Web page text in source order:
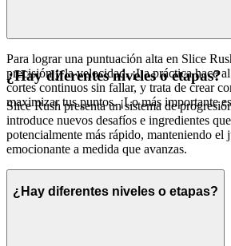
Para lograr una puntuación alta en Slice
precisión y la velocidad. ¡La práctica hace
cortes continuos sin fallar, y trata de crear
maximizar tus puntos. ¡Lo más importante
¿Hay diferentes niveles o etapas?
Slice Rush presenta un sistema de
introduce nuevos desafíos e ingredientes
potencialmente más rápido, manteniendo el
emocionante a medida que avanzas.
¿Hay diferentes niveles o etapas?